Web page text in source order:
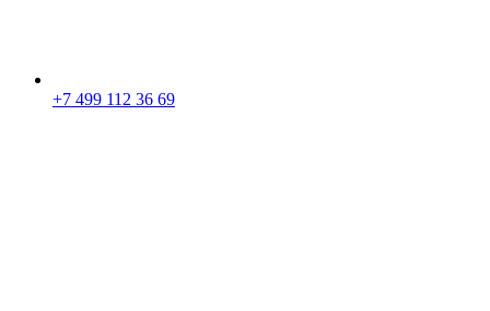
+7 499 112 36 69